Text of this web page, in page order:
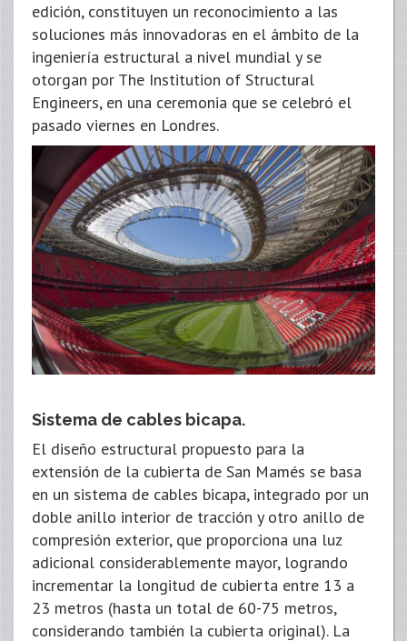
edición, constituyen un reconocimiento a las
soluciones más innovadoras en el ámbito de la
ingeniería estructural a nivel mundial y se
otorgan por The Institution of Structural
Engineers, en una ceremonia que se celebró el
pasado viernes en Londres.
Sistema de cables bicapa.
El diseño estructural propuesto para la
extensión de la cubierta de San Mamés se basa
en un sistema de cables bicapa, integrado por un
doble anillo interior de tracción y otro anillo de
compresión exterior, que proporciona una luz
adicional considerablemente mayor, logrando
incrementar la longitud de cubierta entre 13 a
23 metros (hasta un total de 60-75 metros,
considerando también la cubierta original). La